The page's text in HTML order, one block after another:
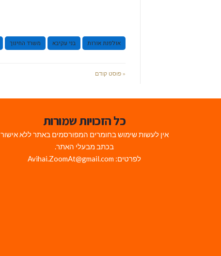
אולפנת אורות בני עקיבא משרד החינוך
« פוסט קודם
כל הזכויות שמורות
אין לעשות שימוש בחומרים המפורסמים באתר ללא אישור
בכתב מבעלי האתר.
לפרטים: Avihai.ZoomAt@gmail.com